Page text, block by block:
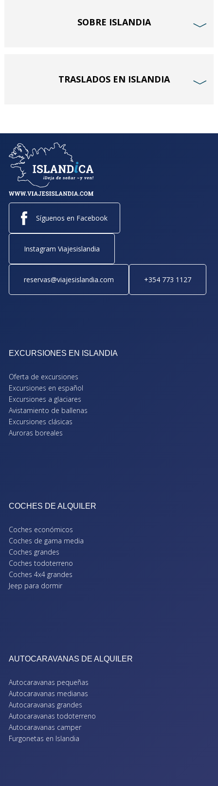
SOBRE ISLANDIA ﹀
TRASLADOS EN ISLANDIA ﹀
Síguenos en Facebook
Instagram Viajesislandia
reservas@viajesislandia.com +354 773 1127
EXCURSIONES EN ISLANDIA
Oferta de excursiones
Excursiones en español
Excursiones a glaciares
Avistamiento de ballenas
Excursiones clásicas
Auroras boreales
COCHES DE ALQUILER
Coches económicos
Coches de gama media
Coches grandes
Coches todoterreno
Coches 4x4 grandes
Jeep para dormir
AUTOCARAVANAS DE ALQUILER
Autocaravanas pequeñas
Autocaravanas medianas
Autocaravanas grandes
Autocaravanas todoterreno
Autocaravanas camper
Furgonetas en Islandia